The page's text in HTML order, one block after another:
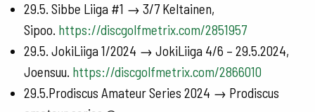
29.5. Sibbe Liiga #1 → 3/7 Keltainen,
Sipoo. https://discgolfmetrix.com/2851957
29.5. JokiLiiga 1/2024 → JokiLiiga 4/6 – 29.5.2024,
Joensuu. https://discgolfmetrix.com/2866010
29.5.Prodiscus Amateur Series 2024 → Prodiscus